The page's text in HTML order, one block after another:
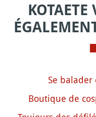
KOTAETE
Se balader
Boutique de